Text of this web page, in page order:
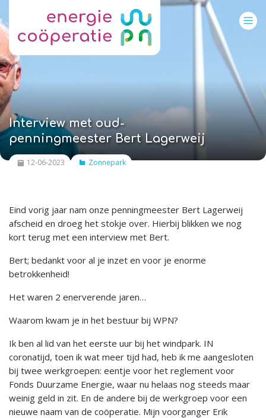
Interview met oud-
penningmeester Bert Lagerweij
12-06-2023 Zonnepark
Eind vorig jaar nam onze penningmeester Bert Lagerweij
afscheid en droeg het stokje over. Hierbij blikken we nog
kort terug met een interview met Bert.
Bert; bedankt voor al je inzet en voor je enorme
betrokkenheid!
Het waren 2 enerverende jaren…
Waarom kwam je in het bestuur bij WPN?
Ik ben al lid van het eerste uur bij het windpark. IN
coronatijd, toen ik wat meer tijd had, heb ik me aangesloten
bij twee werkgroepen: eentje voor het reglement voor
Fonds Duurzame Energie, waar nu helaas nog steeds maar
weinig geld in zit. En de andere bij de werkgroep voor een
nieuwe naam van de coöperatie. Mijn voorganger Erik